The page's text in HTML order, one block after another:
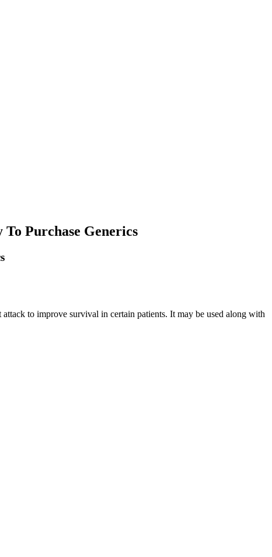
Purchase Generics
to improve survival in certain patients. It may be used along with